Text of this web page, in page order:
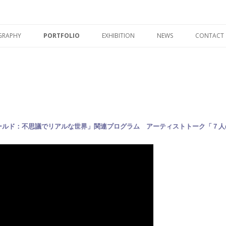
PORTFOLIO
WORKSHOP
EXHIBITION NEWS CONTACT
ド：不思議でリアルな世界」関連プログラム アーティストトーク「７人